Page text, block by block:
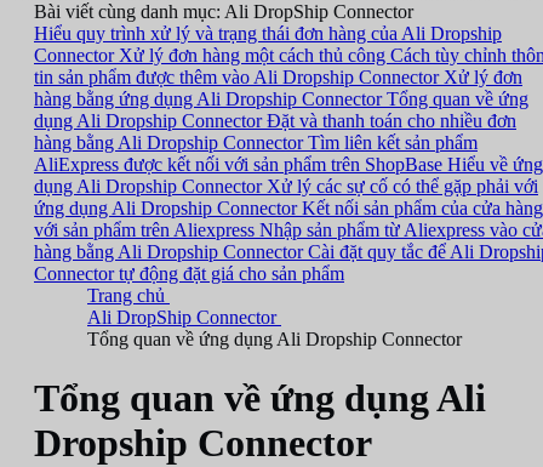
Bài viết cùng danh mục: Ali DropShip Connector
Hiểu quy trình xử lý và trạng thái đơn hàng của Ali Dropship
Connector Xử lý đơn hàng một cách thủ công Cách tùy chỉnh
tin sản phẩm được thêm vào Ali Dropship Connector Xử lý đơn
hàng bằng ứng dụng Ali Dropship ConnectorTổng quan về ứng
dụng Ali Dropship ConnectorĐặt và thanh toán cho nhiều đơn
hàng bằng Ali Dropship ConnectorTìm liên kết sản phẩm
AliExpress được kết nối với sản phẩm trên ShopBase Hiểu về ứng
dụng Ali Dropship Connector Xử lý các sự cố có thể gặp phải với
ứng dụng Ali Dropship ConnectorKết nối sản phẩm của cửa hàng
với sản phẩm trên Aliexpress Nhập sản phẩm từ Aliexpress vào
hàng bằng Ali Dropship ConnectorCài đặt quy tắc để Ali
Connector tự động đặt giá cho sản phẩm
Trang chủ
Ali DropShip Connector
Tổng quan về ứng dụng Ali Dropship Connector
Tổng quan về ứng dụng Ali
Dropship Connector